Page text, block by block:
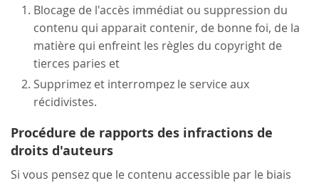
Blocage de l'accès immédiat ou suppression du
contenu qui apparait contenir, de bonne foi, de la
matière qui enfreint les règles du copyright de
tierces paries et
Supprimez et interrompez le service aux
récidivistes.
Procédure de rapports des infractions de
droits d'auteurs
Si vous pensez que le contenu accessible par le biais